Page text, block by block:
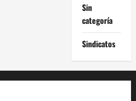
Sin
categoría
Sindicatos